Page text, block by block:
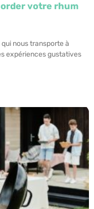
votre rhum
nous transporte à
expériences gustatives